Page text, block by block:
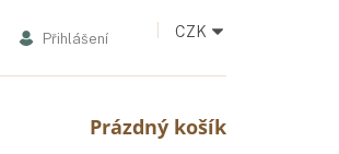
údajů CZK
Přihlášení
Nákupní
košík
Prázdný košík